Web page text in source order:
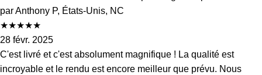
★★★★★
28 févr. 2025
C'est livré et c'est absolument magnifique ! La qualité est
incroyable et le rendu est encore meilleur que prévu. Nous